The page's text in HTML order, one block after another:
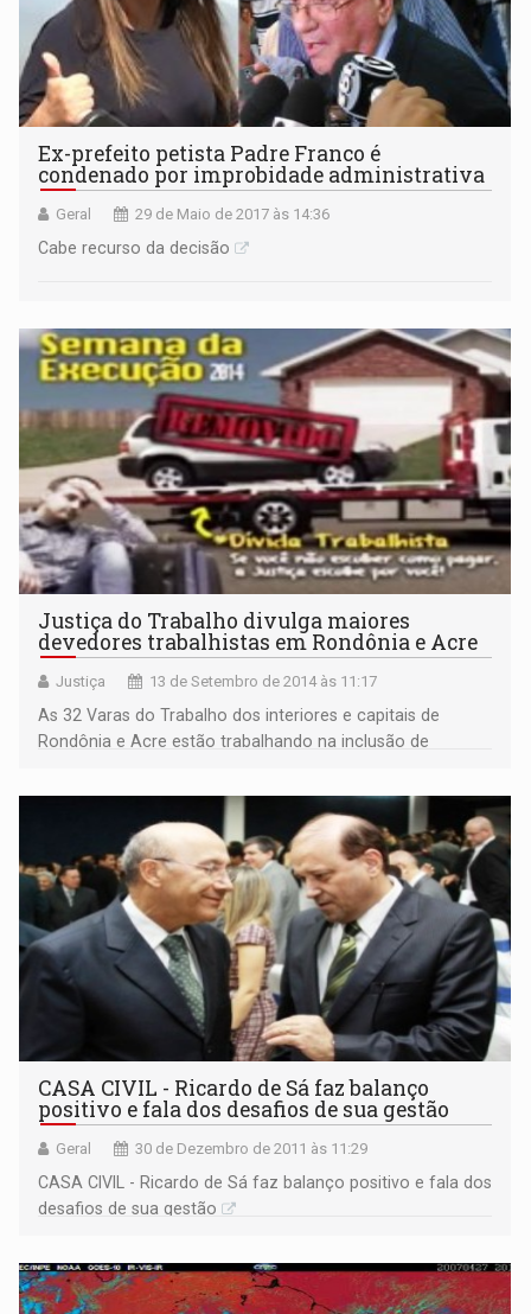
Ex-prefeito petista Padre Franco é
condenado por improbidade administrativa
Geral 29 de Maio de 2017 às 14:36
Cabe recurso da decisão
Justiça do Trabalho divulga maiores
devedores trabalhistas em Rondônia e Acre
Justiça 13 de Setembro de 2014 às 11:17
As 32 Varas do Trabalho dos interiores e capitais de
Rondônia e Acre estão trabalhando na inclusão de
conciliação.
CASA CIVIL - Ricardo de Sá faz balanço
positivo e fala dos desafios de sua gestão
Geral 30 de Dezembro de 2011 às 11:29
CASA CIVIL - Ricardo de Sá faz balanço positivo e fala dos
desafios de sua gestão